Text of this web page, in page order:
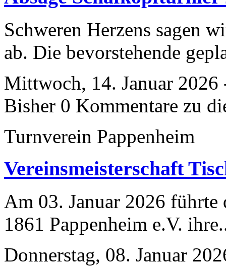
Schweren Herzens sagen
ab. Die bevorstehende
Mittwoch, 14. Januar
Bisher 0 Kommentare zu
Turnverein Pappenheim
Vereinsmeisterschaft
Am 03. Januar 2026
1861 Pappenheim e.V.
Donnerstag, 08. Januar